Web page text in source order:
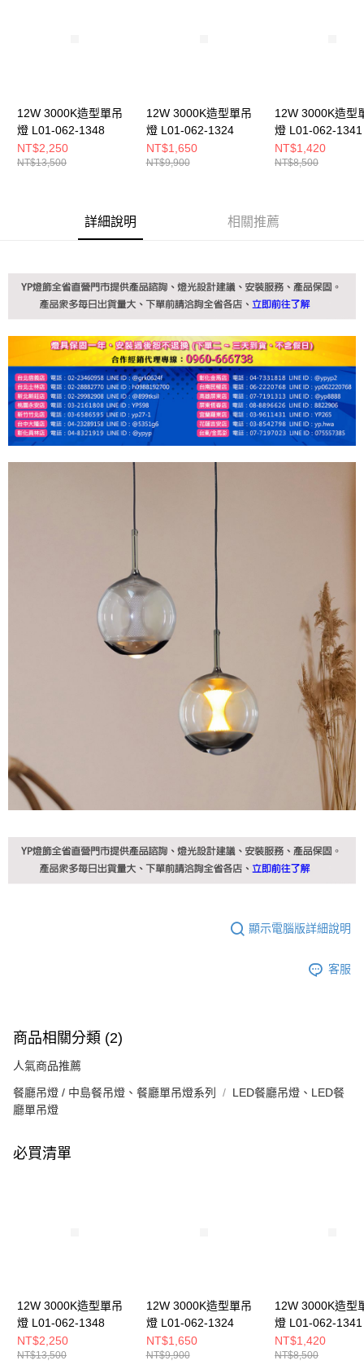
任。
４．使用「AFTEE先享後付」時，將依據個別帳號之用戶狀況，依本公司即
時審查核予不同之上限額度；若仍有額度不足之情形，本公司將視審查結果
請求用戶進行身份認證。
12W 3000K造型單吊
燈 L01-062-1348
NT$2,250
NT$13,500
12W 3000K造型單吊
燈 L01-062-1324
NT$1,650
NT$9,900
12W 3000K造型
燈 L01-062-1341
NT$1,420
NT$8,500
詳細說明 相關推薦
顯示電腦版詳細說明
客服
商品相關分類 (2)
人氣商品推薦
餐廳吊燈 / 中島餐吊燈、餐廳單吊燈系列
LED餐廳吊燈、LED餐
廳單吊燈
必買清單
12W 3000K造型單吊
燈 L01-062-1348
NT$2,250
NT$13,500
12W 3000K造型單吊
燈 L01-062-1324
NT$1,650
NT$9,900
12W 3000K造型
燈 L01-062-1341
NT$1,420
NT$8,500